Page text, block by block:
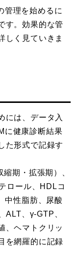
管理を始めるに
す。効果的な管
しく見ていきま
には、データ入
に健康診断結果
た形式で記録す
期・拡張期）、
ロール、HDLコ
中性脂肪、尿酸
ALT、γ-GTP、
、ヘマトクリッ
を網羅的に記録